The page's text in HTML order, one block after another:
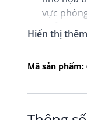
vực
Thảm
Công
đối hơn
Hiển thị thêm
Mã sản phẩm: